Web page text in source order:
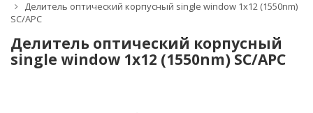
Делитель оптический корпусный single window 1х12 (1550nm)
SC/APC
Делитель оптический корпусный
single window 1х12 (1550nm) SC/APC